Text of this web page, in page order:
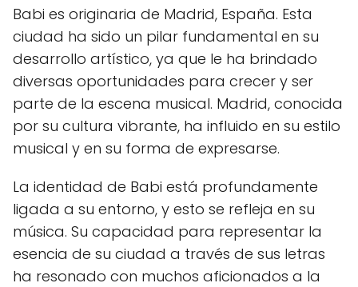
Babi es originaria de Madrid, España. Esta
ciudad ha sido un pilar fundamental en su
desarrollo artístico, ya que le ha brindado
diversas oportunidades para crecer y ser
parte de la escena musical. Madrid, conocida
por su cultura vibrante, ha influido en su estilo
musical y en su forma de expresarse.
La identidad de Babi está profundamente
ligada a su entorno, y esto se refleja en su
música. Su capacidad para representar la
esencia de su ciudad a través de sus letras
ha resonado con muchos aficionados a la